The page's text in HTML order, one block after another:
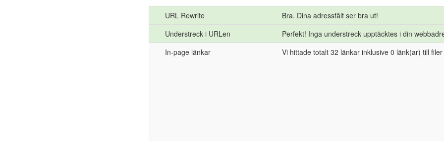
URL Rewrite
Bra. Dina adressfält ser bra ut!
Understreck i URLen
Perfekt! Inga understreck upptäcktes i din
In-page länkar
Vi hittade totalt 32 länkar inklusive 0 länk(ar) till filer